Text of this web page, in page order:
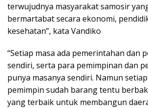
terwujudnya masyarakat samosir
bermartabat secara ekonomi,
kesehatan”, kata Vandiko
“Setiap masa ada pemerintahan dan
sendiri, serta para pemimpinan dan
punya masanya sendiri. Namun
pemimpin sudah barang tentu
yang terbaik untuk membangun